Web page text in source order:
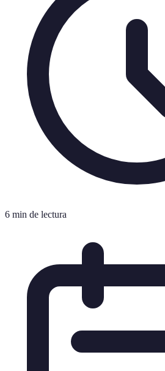
6 min de lectura